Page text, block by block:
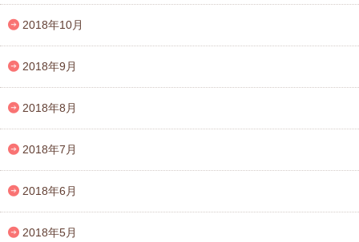
2018年10月
2018年9月
2018年8月
2018年7月
2018年6月
2018年5月